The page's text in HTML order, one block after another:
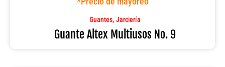
Guantes, Jarciería
Guante Altex Multiusos No. 9